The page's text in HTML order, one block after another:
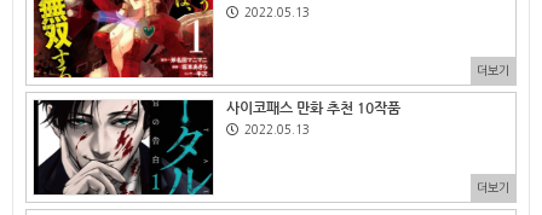
2022.05.13
더보기
사이코패스 만화 추천 10작품
2022.05.13
더보기